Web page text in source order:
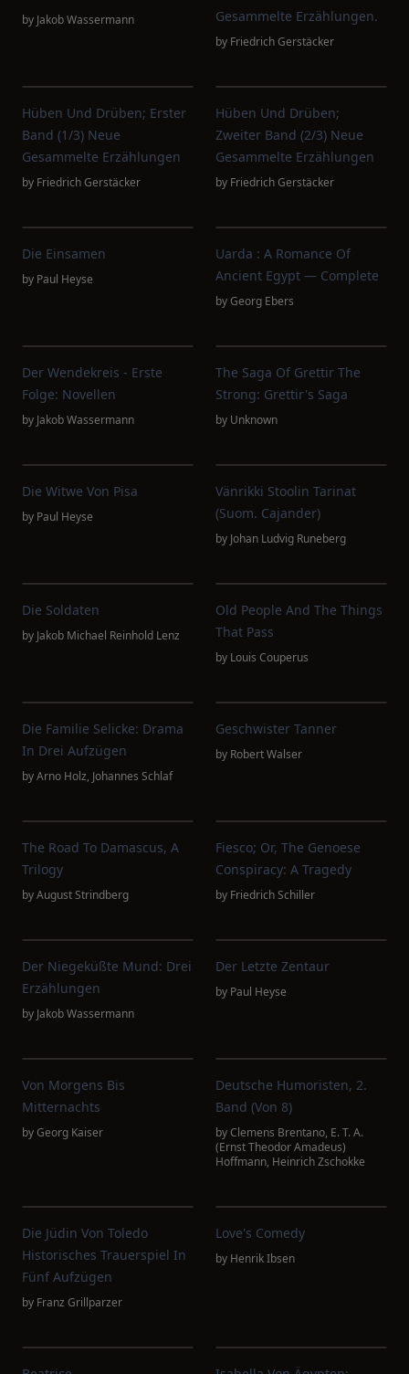
by Jakob Wassermann
Gesammelte Erzählungen.
by Friedrich Gerstäcker
Hüben Und Drüben; Erster
Band (1/3) Neue
Gesammelte Erzählungen
by Friedrich Gerstäcker
Hüben Und Drüben;
Zweiter Band (2/3) Neue
Gesammelte Erzählungen
by Friedrich Gerstäcker
Die Einsamen
by Paul Heyse
Uarda : A Romance Of
Ancient Egypt — Complete
byGeorg Ebers
Der Wendekreis - Erste
Folge: Novellen
by Jakob Wassermann
The Saga Of Grettir The
Strong: Grettir's Saga
by Unknown
Die Witwe Von Pisa
by Paul Heyse
Vänrikki Stoolin Tarinat
(suom. Cajander)
by Johan Ludvig Runeberg
Die Soldaten
by Jakob Michael Reinhold Lenz
Old People And The Things
That Pass
by Louis Couperus
Die Familie Selicke: Drama
In Drei Aufzügen
byArno Holz, Johannes Schlaf
Geschwister Tanner
by Robert Walser
The Road To Damascus, A
Trilogy
byAugust Strindberg
Fiesco; Or, The Genoese
Conspiracy: A Tragedy
by Friedrich Schiller
Der Niegeküßte Mund: Drei
Erzählungen
by Jakob Wassermann
Der Letzte Zentaur
by Paul Heyse
Von Morgens Bis
Mitternachts
byGeorg Kaiser
Deutsche Humoristen, 2.
Band (von 8)
byClemens Brentano, E. T. A.
(Ernst Theodor Amadeus)
Hoffmann, Heinrich Zschokke
Die Jüdin Von Toledo
Historisches Trauerspiel In
Fünf Aufzügen
by Franz Grillparzer
Love's Comedy
by Henrik Ibsen